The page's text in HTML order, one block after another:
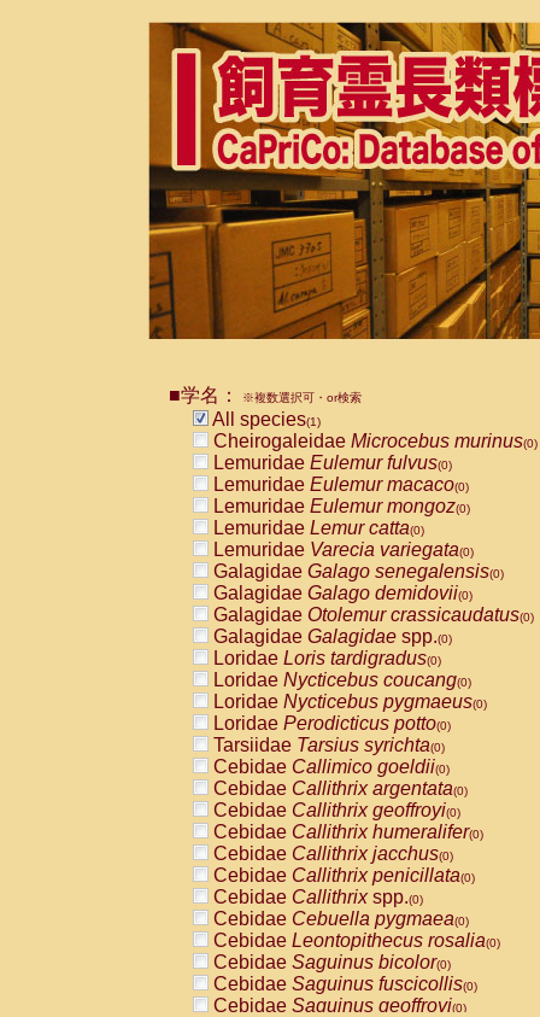
■学名： ※複数選択可・or検索
All species(1)
Cheirogaleidae Microcebus murinus(0)
Lemuridae Eulemur fulvus(0)
Lemuridae Eulemur macaco(0)
Lemuridae Eulemur mongoz(0)
Lemuridae Lemur catta(0)
Lemuridae Varecia variegata(0)
Galagidae Galago senegalensis(0)
Galagidae Galago demidovii(0)
Galagidae Otolemur crassicaudatus(0)
Galagidae Galagidae spp.(0)
Loridae Loris tardigradus(0)
Loridae Nycticebus coucang(0)
Loridae Nycticebus pygmaeus(0)
Loridae Perodicticus potto(0)
Tarsiidae Tarsius syrichta(0)
Cebidae Callimico goeldii(0)
Cebidae Callithrix argentata(0)
Cebidae Callithrix geoffroyi(0)
Cebidae Callithrix humeralifer(0)
Cebidae Callithrix jacchus(0)
Cebidae Callithrix penicillata(0)
Cebidae Callithrixspp.(0)
Cebidae Cebuella pygmaea(0)
Cebidae Leontopithecus rosalia(0)
Cebidae Saguinus bicolor(0)
Cebidae Saguinus fuscicollis(0)
Cebidae Saguinus geoffroyi(0)